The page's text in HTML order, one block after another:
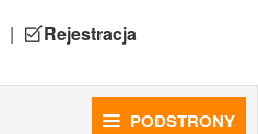
| Rejestracja
PODSTRONY